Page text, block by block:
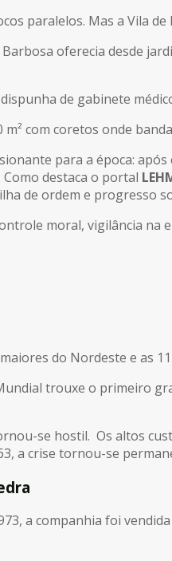
paralelos. Mas a Vila
Barbosa oferecia desde
de gabinete
m² com coretos onde
para a época:
destaca o portal
de ordem e progresso
moral, vigilância na
do Nordeste e as
trouxe o primeiro
se hostil. Os altos
a crise tornou-se
a companhia foi